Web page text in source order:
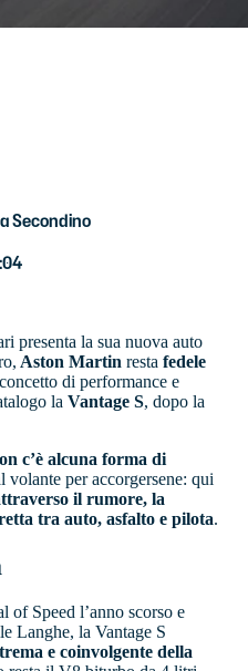
Secondino
presenta la sua nuova auto
Aston Martin resta fedele
di performance e
la Vantage S, dopo la
c’è alcuna forma di
volante per accorgersene: qui
il rumore, la
tra auto, asfalto e pilota.
of Speed l’anno scorso e
Langhe, la Vantage S
e coinvolgente della